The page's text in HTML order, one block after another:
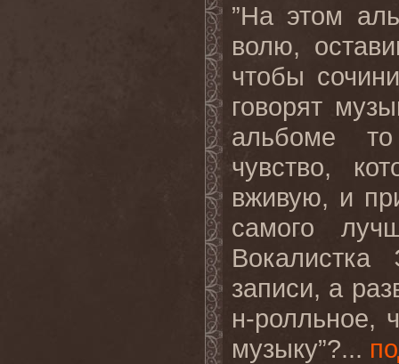
”На этом
волю,
чтобы
говорят
альбоме
чувство,
вживую, и
самого
записи, а
н-ролльное,
музыку”?...